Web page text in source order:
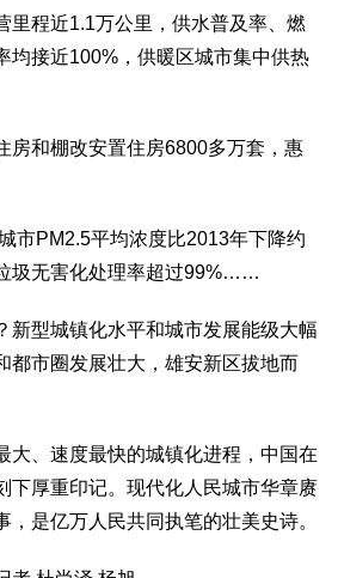
程近1.1万公里，供水普及率、燃
均接近100%，供暖区城市集中供热
和棚改安置住房6800多万套，惠
PM2.5平均浓度比2013年下降约
圾无害化处理率超过99%……
型城镇化水平和城市发展能级大幅
都市圈发展壮大，雄安新区拔地而
、速度最快的城镇化进程，中国在
下厚重印记。现代化人民城市华章赓
，是亿万人民共同执笔的壮美史诗。